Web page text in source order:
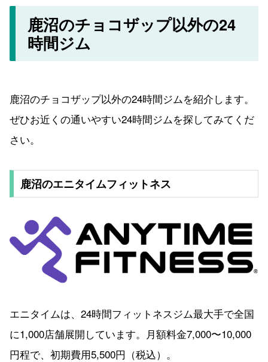
鹿沼のチョコザップ以外の24
時間ジム
鹿沼のチョコザップ以外の24時間ジムを紹介します。
ぜひお近くの通いやすい24時間ジムを探してみてくだ
さい。
鹿沼のエニタイムフィットネス
エニタイムは、24時間フィットネスジム最大手で全国
に1,000店舗展開しています。月額料金7,000〜10,000
円程で、初期費用5,500円（税込）。